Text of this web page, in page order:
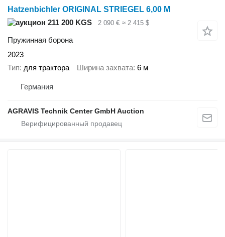
Hatzenbichler ORIGINAL STRIEGEL 6,00 M
211 200 KGS
2 090 € ≈ 2 415 $
Пружинная борона
2023
Тип для трактора Ширина захвата 6 м
Германия
AGRAVIS Technik Center GmbH Auction